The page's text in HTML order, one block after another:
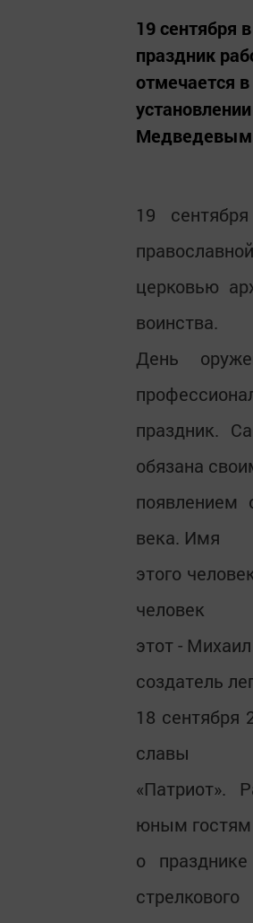
19 сентября
праздник
отмечается
Медведевым
19
православной
церковью
воинства.
День
праздник.
обязана
появлением
века. Имя
этого
человек
этот -
создатель
18 сентября
славы
«Патриот».
юным гостям
о
стрелкового